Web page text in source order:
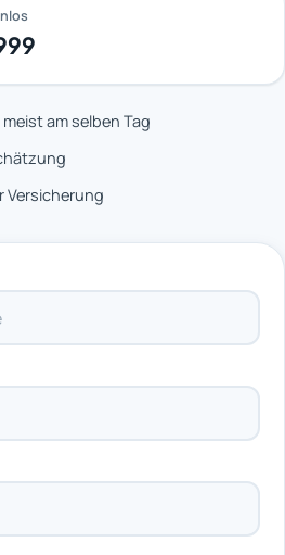
am selben Tag
Versicherung